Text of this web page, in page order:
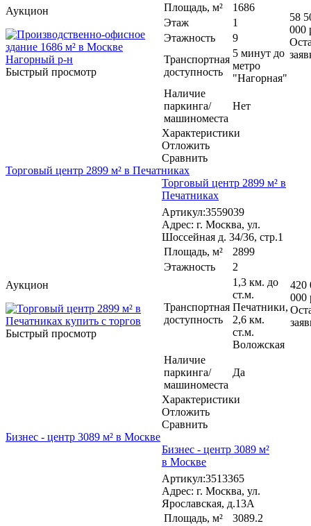
Аукцион
Быстрый просмотр
Площадь, м²
1686
Этаж
1
Этажность
9
Транспортная
доступность
5 минут до
метро
"Нагорная"
Наличие
паркинга/
машиноместа
Нет
Характеристики
Отложить
Сравнить
58
000
Торговый центр 2899 м² в Печатниках
Аукцион
Быстрый просмотр
Торговый центр 2899 м² в
Печатниках
Артикул:3559039
Адрес: г. Москва, ул.
Шоссейная д. 34/36, стр.1
Площадь, м²
2899
Этажность
2
Транспортная
доступность
1,3 км. до
ст.м.
Печатники,
2,6 км.
ст.м.
Воложская
Наличие
паркинга/
машиноместа
Да
Характеристики
Отложить
Сравнить
420
000
Бизнес - центр 3089 м² в Москве
Бизнес - центр 3089 м²
в Москве
Артикул:3513365
Адрес: г. Москва, ул.
Ярославская, д.13А
Площадь, м²
3089.2